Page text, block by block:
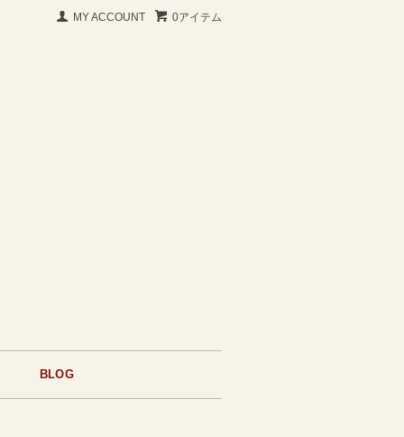
0アイテム
MY ACCOUNT
BLOG